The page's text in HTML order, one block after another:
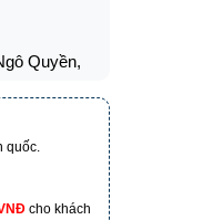
Quyền,
Bình, Hồ
quốc.
cho khách